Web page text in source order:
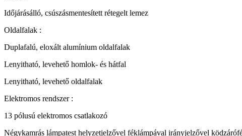
Időjárásálló, csúszásmentesített rétegelt lemez
Oldalfalak :
Duplafalú, eloxált alumínium oldalfalak
Lenyitható, levehető homlok- és hátfal
Lenyitható, levehető oldalfalak
Elektromos rendszer :
13 pólusú elektromos csatlakozó
Négykamrás lámpatest helyzetjelzővel féklámpával irányjelzővel